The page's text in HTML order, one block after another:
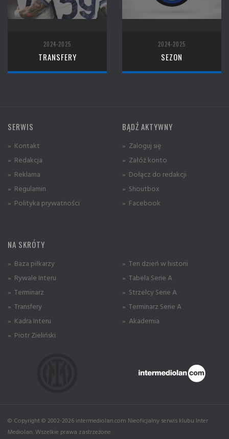
2024-2025
TRANSFERY
2024-2025
SEZON
SERWIS
» Kontakt
» Redakcja
» Reklama
» Regulamin
» Polityka prywatności
BĄDŹ AKTYWNY
» Zaloguj się
» Załóż konto
» Dołącz do redakcji
» Shoutbox
» Facebook
NA SKRÓTY
» Baza piłkarzy
» Rywale Interu
» Terminarz
» Transfery
» Kadra Interu
» Piotr Zieliński
» Ten dzień w historii
» Tabela Serie A
» Strzelcy Serie A
» Terminarz Serie A
» Akademia
© Copyright © 2002-2026 intermediolan.com Nieoficjalny serwis klubu Inter
Mediolan. Wszelkie prawa zastrzeżone.